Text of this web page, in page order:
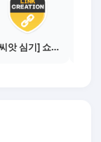
[씨앗 심기] 쇼핑몰 링크 발급하기 - 제휴몰 10곳